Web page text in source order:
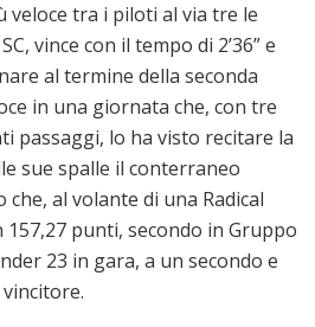
veloce tra i piloti al via tre le
vince con il tempo di 2’36” e
al termine della seconda
in una giornata che, con tre
passaggi, lo ha visto recitare la
sue spalle il conterraneo
al volante di una Radical
157,27 punti, secondo in Gruppo
23 in gara, a un secondo e